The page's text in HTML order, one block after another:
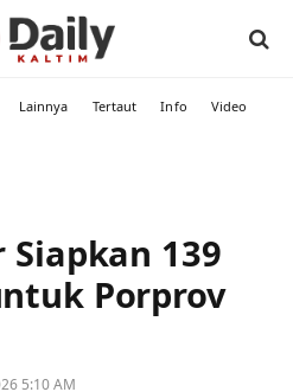
Lainnya Tertaut Info Video
Siapkan 139
Porprov
5:10 AM